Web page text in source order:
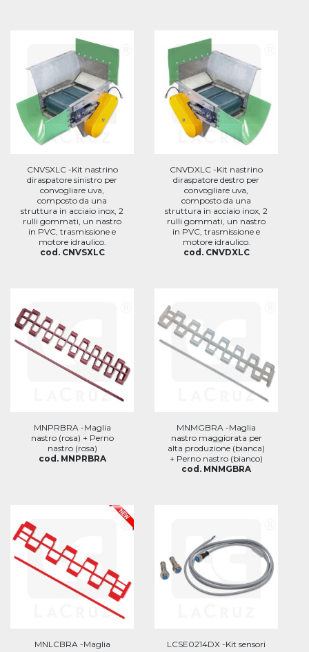
CNVSXLC -Kit nastrino
diraspatore sinistro per
convogliare uva,
composto da una
struttura in acciaio inox, 2
rulli gommati, un nastro
in PVC, trasmissione e
motore idraulico.
cod. CNVSXLC
CNVDXLC -Kit nastrino
diraspatore destro per
convogliare uva,
composto da una
struttura in acciaio inox, 2
rulli gommati, un nastro
in PVC, trasmissione e
motore idraulico.
cod. CNVDXLC
MNPRBRA -Maglia
nastro (rosa) + Perno
nastro (rosa)
cod. MNPRBRA
MNMGBRA -Maglia
nastro maggiorata per
alta produzione (bianca)
+ Perno nastro (bianco)
cod. MNMGBRA
MNLCBRA -Maglia
LCSE0214DX -Kit sensori